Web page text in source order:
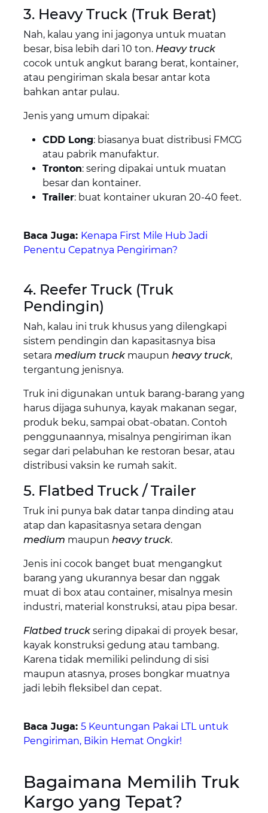
3. Heavy Truck (Truk Berat)
Nah, kalau yang ini jagonya untuk muatan
besar, bisa lebih dari 10 ton. Heavy truck
cocok untuk angkut barang berat, kontainer,
atau pengiriman skala besar antar kota
bahkan antar pulau.
Jenis yang umum dipakai:
CDD Long: biasanya buat distribusi FMCG
atau pabrik manufaktur.
Tronton: sering dipakai untuk muatan
besar dan kontainer.
Trailer: buat kontainer ukuran 20-40 feet.
Baca Juga: Kenapa First Mile Hub Jadi
Penentu Cepatnya Pengiriman?
4. Reefer Truck (Truk
Pendingin)
Nah, kalau ini truk khusus yang dilengkapi
sistem pendingin dan kapasitasnya bisa
setara medium truckmaupun heavy truck,
tergantung jenisnya.
Truk ini digunakan untuk barang-barang yang
harus dijaga suhunya, kayak makanan segar,
produk beku, sampai obat-obatan. Contoh
penggunaannya, misalnya pengiriman ikan
segar dari pelabuhan ke restoran besar, atau
distribusi vaksin ke rumah sakit.
5. Flatbed Truck / Trailer
Truk ini punya bak datar tanpa dinding atau
atap dan kapasitasnya setara dengan
medium maupun heavy truck.
Jenis ini cocok banget buat mengangkut
barang yang ukurannya besar dan nggak
muat di box atau container, misalnya mesin
industri, material konstruksi, atau pipa besar.
Flatbed trucksering dipakai di proyek besar,
kayak konstruksi gedung atau tambang.
Karena tidak memiliki pelindung di sisi
maupun atasnya, proses bongkar muatnya
jadi lebih fleksibel dan cepat.
Baca Juga: 5 Keuntungan Pakai LTL untuk
Pengiriman, Bikin Hemat Ongkir!
Bagaimana Memilih Truk
Kargo yang Tepat?